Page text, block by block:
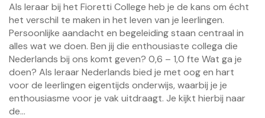
Als leraar bij het Fioretti College heb je de kans om écht
het verschil te maken in het leven van je leerlingen.
Persoonlijke aandacht en begeleiding staan centraal in
alles wat we doen. Ben jij die enthousiaste collega die
Nederlands bij ons komt geven? 0,6 – 1,0 fte Wat ga je
doen? Als leraar Nederlands bied je met oog en hart
voor de leerlingen eigentijds onderwijs, waarbij je je
enthousiasme voor je vak uitdraagt. Je kijkt hierbij naar
de...